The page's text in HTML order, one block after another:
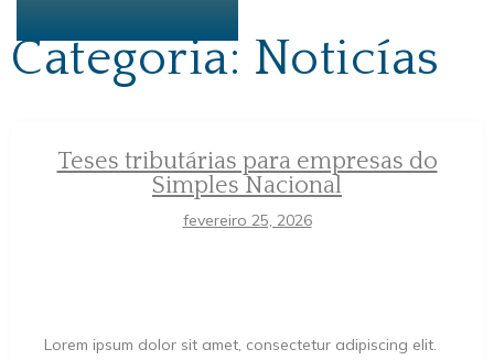
Categoria: Noticías
Teses tributárias para empresas do
Simples Nacional
fevereiro 25, 2026
Lorem ipsum dolor sit amet, consectetur adipiscing elit.